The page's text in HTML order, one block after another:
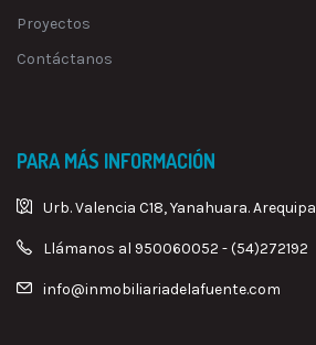
Proyectos
Contáctanos
PARA MÁS INFORMACIÓN
Urb. Valencia C18, Yanahuara. Arequipa
Llámanos al 950060052 - (54)272192
info@inmobiliariadelafuente.com